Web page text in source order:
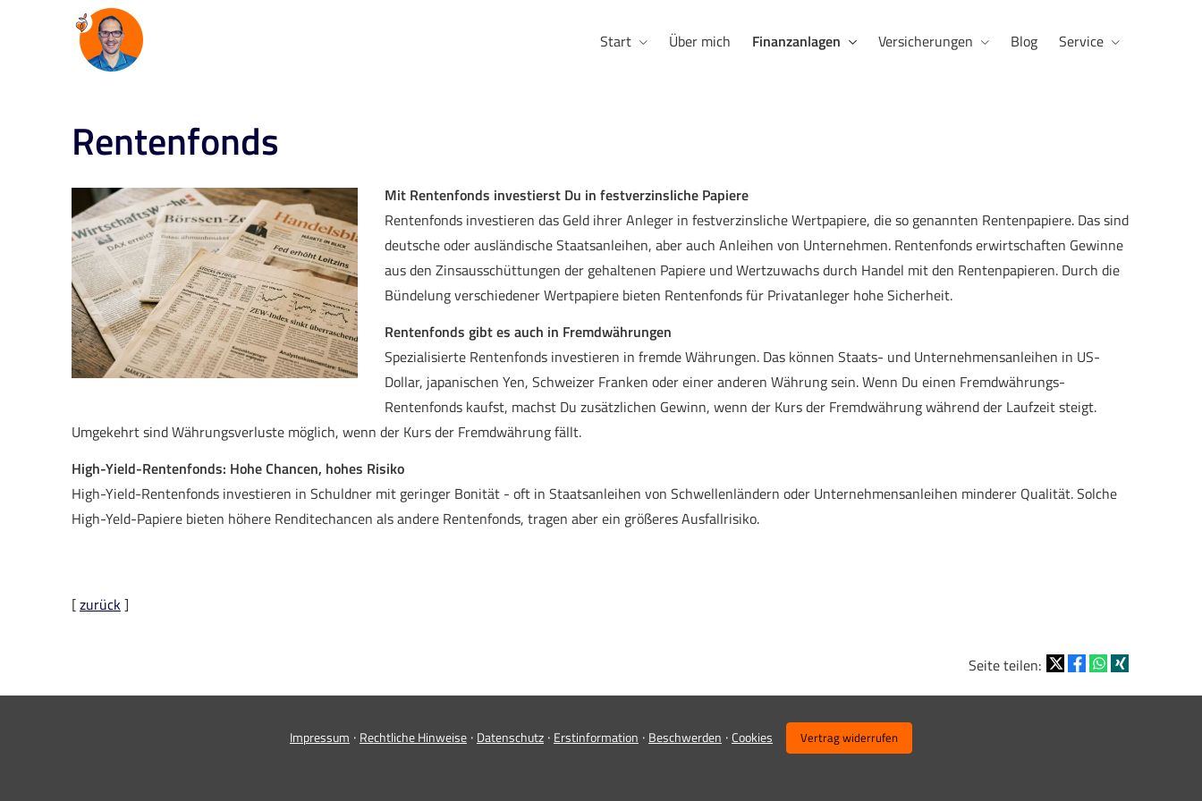
Start Über mich Finanzanlagen Versicherungen Blog Service
Rentenfonds
Mit Rentenfonds investierst Du in festverzinsliche Papiere
Rentenfonds investieren das Geld ihrer Anleger in festverzinsliche Wertpapiere, die so genannten Rentenpapiere. Das sind
deutsche oder ausländische Staatsanleihen, aber auch Anleihen von Unternehmen. Rentenfonds erwirtschaften Gewinne
aus den Zinsausschüttungen der gehaltenen Papiere und Wertzuwachs durch Handel mit den Rentenpapieren. Durch die
Bündelung verschiedener Wertpapiere bieten Rentenfonds für Privatanleger hohe Sicherheit.
Rentenfonds gibt es auch in Fremdwährungen
Spezialisierte Rentenfonds investieren in fremde Währungen. Das können Staats- und Unternehmensanleihen in US-
Dollar, japanischen Yen, Schweizer Franken oder einer anderen Währung sein. Wenn Du einen Fremdwährungs-
Rentenfonds kaufst, machst Du zusätzlichen Gewinn, wenn der Kurs der Fremdwährung während der Laufzeit steigt.
Umgekehrt sind Währungsverluste möglich, wenn der Kurs der Fremdwährung fällt.
High-Yield-Rentenfonds: Hohe Chancen, hohes Risiko
High-Yield-Rentenfonds investieren in Schuldner mit geringer Bonität - oft in Staatsanleihen von Schwellenländern oder Unternehmensanleihen minderer Qualität. Solche
High-Yeld-Papiere bieten höhere Renditechancen als andere Rentenfonds, tragen aber ein größeres Ausfallrisiko.
[zurück]
Seite teilen:
Impressum · Rechtliche Hinweise · Datenschutz · Erstinformation · Beschwerden ·Cookies Vertrag widerrufen